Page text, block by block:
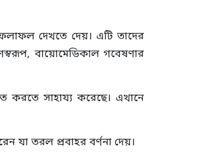
দেখতে দেয়। এটি তাদের
বায়োমেডিকাল গবেষণার
করতে সাহায্য করেছে। এখানে
যা তরল প্রবাহর বর্ণনা দেয়।